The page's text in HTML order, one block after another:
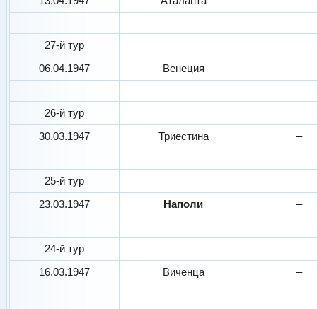
27-й тур
06.04.1947
Венеция –
26-й тур
30.03.1947
Триестина –
25-й тур
23.03.1947
Наполи –
24-й тур
16.03.1947
Виченца –